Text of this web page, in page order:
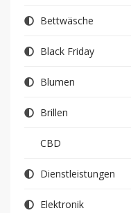
Bettwäsche
Black Friday
Blumen
Brillen
CBD
Dienstleistungen
Elektronik